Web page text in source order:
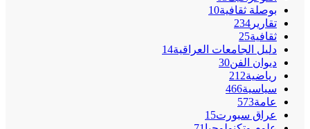
بوصلة ثقافية10
تقارير 234
ثقافية25
دليل الجامعات العراقية14
ديوان الفن30
رياضية212
سياسية466
عامة573
عراق سبورت15